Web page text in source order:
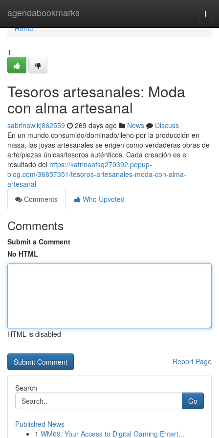
agendabookmarks
Home
Home
1
Tesoros artesanales: Moda
con alma artesanal
sabrinawlkj862559 269 days ago News
Discuss
En un mundo consumido/dominado/lleno por la producción en
masa, las joyas artesanales se erigen como verdaderas obras de
arte/piezas únicas/tesoros auténticos. Cada creación es el
resultado del https://katrinaafsq270392.popup-
blog.com/36857351/tesoros-artesanales-moda-con-alma-
artesanal
Comments
Who Upvoted
Comments
Submit a Comment
No HTML
HTML is disabled
Report Page
Search
Go
Published News
1 WM69: Your Access to Digital Gaming Entert...